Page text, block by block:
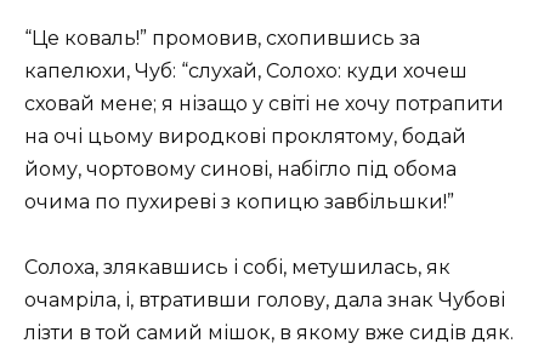
“Це коваль!” промовив, схопившись за
капелюхи, Чуб: “слухай, Солохо: куди хочеш
сховай мене; я нізащо у світі не хочу потрапити
на очі цьому виродкові проклятому, бодай
йому, чортовому синові, набігло під обома
очима по пухиреві з копицю завбільшки!”
Солоха, злякавшись і собі, метушилась, як
очамріла, і, втративши голову, дала знак Чубові
лізти в той самий мішок, в якому вже сидів дяк.